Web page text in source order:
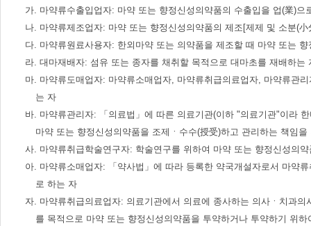
가. 마약류수출입업자: 마약 또는 향정신성의약품의 수출입을 업(業)으
나. 마약류제조업자: 마약 또는 향정신성의약품의 제조[제제 및 소분(
다. 마약류원료사용자: 한외마약 또는 의약품을 제조할 때 마약 또는
라. 대마재배자: 섬유 또는 종자를 채취할 목적으로 대마초를 재배하는
마. 마약류도매업자: 마약류소매업자, 마약류취급의료업자, 마약류관
는 자
바. 마약류관리자: 「의료법」에 따른 의료기관(이하 "의료기관"이라
마약 또는 향정신성의약품을 조제ㆍ수수(授受)하고 관리하는 책임을
사. 마약류취급학술연구자: 학술연구를 위하여 마약 또는 향정신성의
아. 마약류소매업자: 「약사법」에 따라 등록한 약국개설자로서 마약
로 하는 자
자. 마약류취급의료업자: 의료기관에서 의료에 종사하는 의사ㆍ치과
를 목적으로 마약 또는 향정신성의약품을 투약하거나 투약하기 위